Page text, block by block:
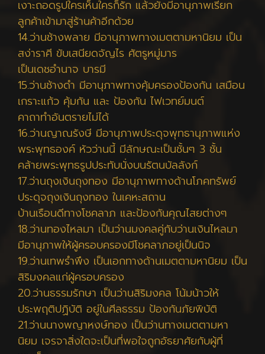
เงาะถอดรูปใครเห็นใครก็รัก แล้วยังมีอานุภาพเรียก
ลูกค้าเข้ามาสู่ร้านค้าอีกด้วย
14.ว่านช้างพลาย มีอานุภาพทางเมตตามหานิยม เป็น
สง่าราศี ขับเสนียดจัญไร ศัตรูหมู่มาร
เป็นเดชอำนาจ บารมี
15.ว่านช้างดำ มีอานุภาพทางคุ้มครองป้องกัน เสมือน
เกราะแก้ว คุ้มกัน และ ป้องกัน ไฟเวทย์มนต์
คาถาทำอันตรายไม่ได้
16.ว่านญาณรังษี มีอานุภาพประดุจพุทธานุภาพแห่ง
พระพุทธองค์ หัวว่านนี้ มีลักษณะเป็นชั้นๆ 3 ชั้น
คล้ายพระพุทธรูปประทับนั่งบนรัตนบัลลังก์
17.ว่านถุงเงินถุงทอง มีอานุภาพทางด้านโภคทรัพย์
ประดุจถุงเงินถุงทอง ในเคหะสถาน
บ้านเรือนดีทางโชคลาภ และป้องกันคุณไสยต่างๆ
18.ว่านทองไหลมา เป็นว่านมงคลคู่กับว่านเงินไหลมา
มีอานุภาพให้ผู้ครอบครองมีโชคลาภอยู่เป็นนิจ
19.ว่านเทพรำพึง เป็นเอกทางด้านเมตตามหานิยม เป็น
สิริมงคลแก่ผู้ครอบครอง
20.ว่านธรรมรักษา เป็นว่านสิริมงคล โน้มน้าวให้
ประพฤติปฏิบัติ อยู่ในศีลธรรม ป้องกันภัยพิบัติ
21.ว่านนางพญาหงษ์ทอง เป็นว่านทางเมตตามหา
นิยม เจรจาสิ่งใดจะเป็นที่พอใจถูกอัธยาศัยกับผู้ที่